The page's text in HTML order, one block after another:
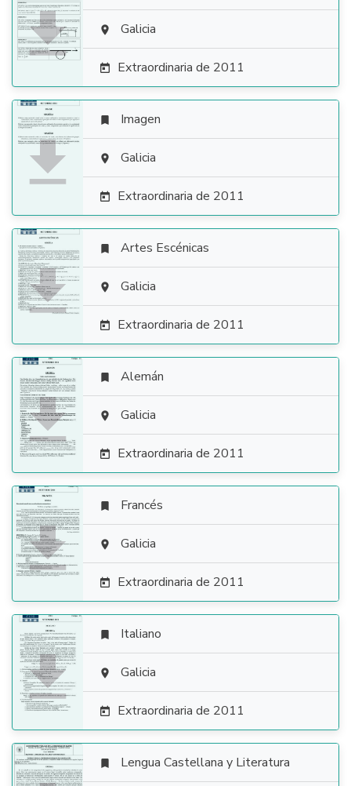
  Galicia
 Extraordinaria de 2011

 Imagen
 Galicia
 Extraordinaria de 2011

 Artes Escénicas
 Galicia
 Extraordinaria de 2011

 Alemán
 Galicia
 Extraordinaria de 2011

 Francés
 Galicia
 Extraordinaria de 2011

 Italiano
 Galicia
 Extraordinaria de 2011
 Lengua Castellana y Literatura